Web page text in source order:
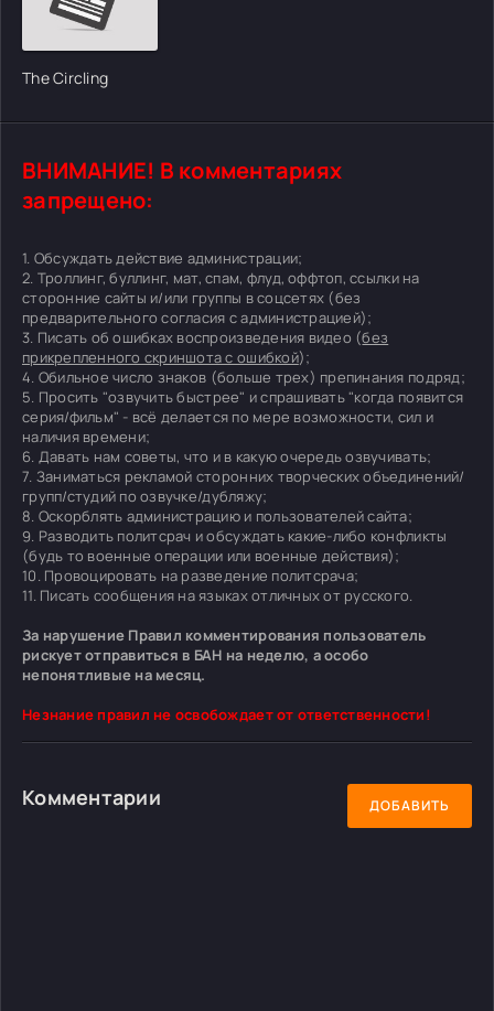
The Circling
ВНИМАНИЕ! В комментариях
запрещено:
1. Обсуждать действие администрации;
2. Троллинг, буллинг, мат, спам, флуд, оффтоп, ссылки на
сторонние сайты и/или группы в соцсетях (без
предварительного согласия с администрацией);
3. Писать об ошибках воспроизведения видео (без
прикрепленного скриншота с ошибкой);
4. Обильное число знаков (больше трех) препинания подряд;
5. Просить "озвучить быстрее" и спрашивать "когда появится
серия/фильм" - всё делается по мере возможности, сил и
наличия времени;
6. Давать нам советы, что и в какую очередь озвучивать;
7. Заниматься рекламой сторонних творческих объединений/
групп/студий по озвучке/дубляжу;
8. Оскорблять администрацию и пользователей сайта;
9. Разводить политсрач и обсуждать какие-либо конфликты
(будь то военные операции или военные действия);
10. Провоцировать на разведение политсрача;
11. Писать сообщения на языках отличных от русского.
За нарушение Правил комментирования пользователь
рискует отправиться в БАН на неделю, а особо
непонятливые на месяц.
Незнание правил не освобождает от ответственности!
Комментарии ДОБАВИТЬ